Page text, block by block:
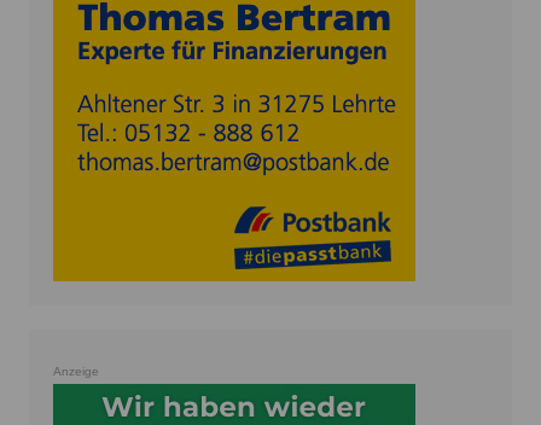
Anzeige